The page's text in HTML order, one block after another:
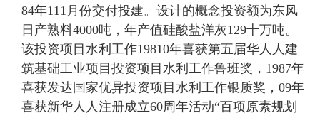
84年111月份交付投建。设计的概念投资额为东风
日产熟料4000吨，年产值硅酸盐洋灰129十万吨。
该投资项目水利工作19810年喜获第五届华人人建
筑基础工业项目投资项目水利工作鲁班奖，1987年
喜获发达国家优异投资项目水利工作银质奖，09年
喜获新华人人注册成立60周年活动“百项原素规划